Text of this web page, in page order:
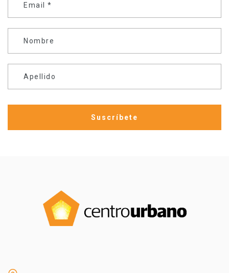
Email *
Nombre
Apellido